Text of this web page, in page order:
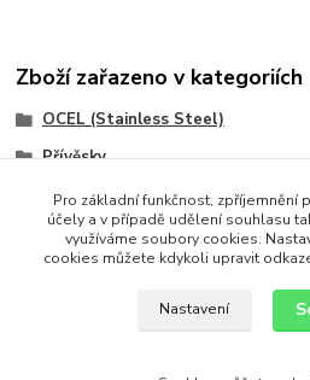
Zboží zařazeno v kategoriích
OCEL (Stainless Steel)
Přívěsky
Přívěsky
Ostatní
Pro základní funkčnost, zpříjemnění
účely a v případě udělení souhlasu
využíváme soubory cookies.
cookies můžete kdykoli upravit
Nastavení